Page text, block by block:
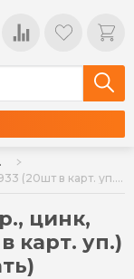
Болт М10*110мм шестигр., цинк, кл.пр. 5.8, DIN933 (20шт в карт. уп.) STARFIX (не использовать)
цинк,
карт. уп.)